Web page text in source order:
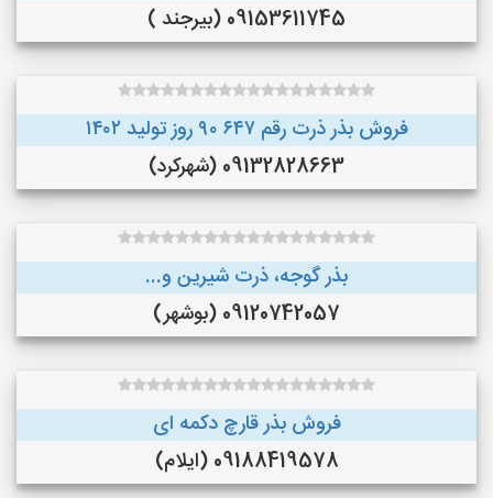
09153611745 (بیرجند )
فروش بذر ذرت رقم ۶۴۷ ۹۰ روز تولید ۱۴۰۲
09132828663 (شهرکرد)
بذر گوجه، ذرت شیرین و...
09120742057 (بوشهر)
فروش بذر قارچ دکمه ای
09188419578 (ایلام)